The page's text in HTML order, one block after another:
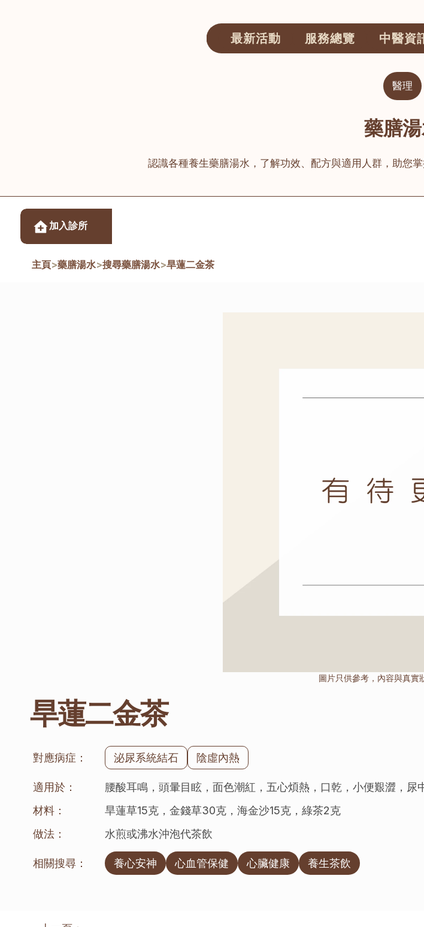
最新活動 服務總覽 中醫資
醫理
藥膳
認識各種養生藥膳湯水，了解功效、配方與適用人群，助您
加入診所
主頁>藥膳湯水>搜尋藥膳湯水>旱蓮二金茶
旱蓮二金茶
對應病症： 泌尿系統結石 陰虛內熱
適用於：
腰酸耳鳴，頭暈目眩，面色潮紅，五心煩熱，口乾，小便艱澀，尿
材料：
旱蓮草15克，金錢草30克，海金沙15克，綠茶2克
做法：
水煎或沸水沖泡代茶飲
相關搜尋： 養心安神 心血管保健 心臟健康 養生茶飲
圖片只供參考，內容與真實